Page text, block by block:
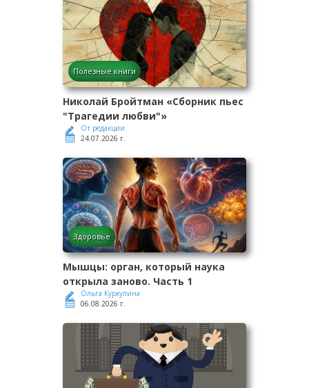
Полезные книги
Николай Бройтман «Сборник пьес
"Трагедии любви"»
От редакции
24.07.2026 г.
Здоровье
Мышцы: орган, который наука
открыла заново. Часть 1
Ольга Куркулина
06.08.2026 г.